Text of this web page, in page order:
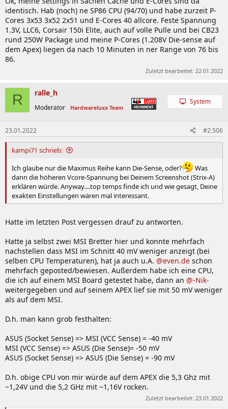
identisch. Hab (noch) ne SP86 CPU (94/70) und habe zurzeit P-
Cores 3x53 3x52 2x51 und E-Cores 40 allcore. Feste Spannung
1.3V, LLC6, Corsair 150i Elite, auch auf volle Pulle und bei CB23
rund 250W Package und meine P-Cores (1.208V Die-sense auf
dem Apex) liegen da nach 10 Minuten in ner Range von 76 bis
86.
Zuletzt bearbeitet: 22.01.2022
R ralle_h
Moderator Hardwareluxx Team
System
23.01.2022 #2.506
kampi71 schrieb:
Ich glaube nur die Maximus Reihe kann Die-Sense, oder?
Was
dann die höheren Vcore-Spannung bei Deinem Screenshot (Strix-A)
erklären würde. Anyway....top temps finde ich und wie gesagt, Deine
exakten Einstellungen wären mal interessant.
Hatte im letzten Post vergessen drauf zu antworten.
Hatte ja selbst zwei MSI Bretter hier und konnte mehrfach
nachstellen dass MSI im Schnitt 40 mV weniger anzeigt (bei
selben CPU Temperaturen), hat ja auch u.A. @even.de schon
mehrfach geposted/bewiesen. Außerdem habe ich eine CPU,
die ich auf einem MSI Board getestet habe, dann an @-Nik-
weitergegeben und auf seinem APEX lief sie mit 50 mV weniger
als auf dem MSI.
D.h. man kann grob festhalten:
ASUS (Socket Sense) => MSI (VCC Sense) = -40 mV
MSI (VCC Sense) => ASUS (Die Sense)= -50 mV
ASUS (Socket Sense) => ASUS (Die Sense) = -90 mV
D.h. obige CPU von mir würde auf dem APEX die 5,3 Ghz mit
~1,24V und die 5,2 GHz mit ~1,16V rocken.
Zuletzt bearbeitet: 23.01.2022